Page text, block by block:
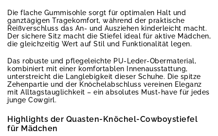
Die flache Gummisohle sorgt für optimalen Halt und
ganztägigen Tragekomfort, während der praktische
Reißverschluss das An- und Ausziehen kinderleicht macht.
Der sichere Sitz macht die Stiefel ideal für aktive Mädchen,
die gleichzeitig Wert auf Stil und Funktionalität legen.
Das robuste und pflegeleichte PU-Leder-Obermaterial,
kombiniert mit einer komfortablen Innenausstattung,
unterstreicht die Langlebigkeit dieser Schuhe. Die spitze
Zehenpartie und der Knöchelabschluss vereinen Eleganz
mit Alltagstauglichkeit – ein absolutes Must-have für jedes
junge Cowgirl.
Highlights der Quasten-Knöchel-Cowboystiefel
für Mädchen